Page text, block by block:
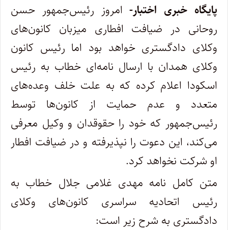
پایگاه خبری اختبار- امروز رئیس‌جمهور حسن
روحانی در ضیافت افطاری میزبان کانون‌های
وکلای دادگستری خواهد بود اما رئیس کانون‌
وکلای همدان با ارسال نامه‌ای خطاب به رئیس
اسکودا اعلام کرده‌ که به علت خلف وعده‌های
متعدد و عدم حمایت از کانون‌ها توسط
رئیس‌جمهور که خود را حقوقدان و وکیل معرفی
می‌کند، این دعوت را نپذیرفته و در ضیافت افطار
او شرکت نخواهد کرد.
متن کامل نامه مهدی غلامی جلال خطاب به
رئیس اتحادیه سراسری کانون‌های وکلای
دادگستری به شرح زیر است: